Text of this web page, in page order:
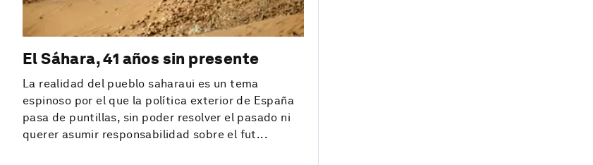
El Sáhara, 41 años sin presente
La realidad del pueblo saharaui es un tema
espinoso por el que la política exterior de España
pasa de puntillas, sin poder resolver el pasado ni
querer asumir responsabilidad sobre el fut...